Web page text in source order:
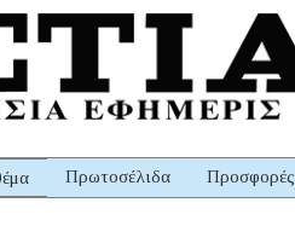
Πρωτοσέλιδα Προσφορές